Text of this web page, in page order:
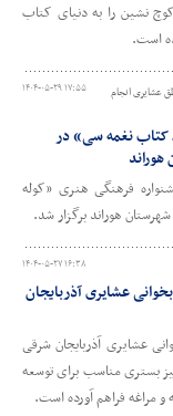
نشین را به دنیای کتاب
است.
۱۴۰۴-۰۵-۲۹ ۱۷:۵۵
عشایری انجام
کتاب نغمه سی» در
فرهنگی هنری «کوله
هوراند برگزار شد.
۱۴۰۴-۰۵-۲۷ ۱۶:۳۸
عشایری آذربایجان
عشایری آذربایجان شرقی
بستری مناسب برای توسعه
و مراغه فراهم آورده است.